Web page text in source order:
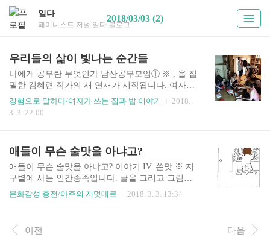
일다
페미니스트 저널 일다 블로그
2018/03/03 (2)
우리들의 삶이 빛나는 순간들
나에게 공부란 무엇인가 남산공부모임① ※ , 을 집
필한 김혜련 작가의 새 연재가 시작됩니다. 여자가
쓰는 일상의 이야기, 삶의 근원적 의미를 찾는 여정
과 깨달음, 즐거움에 대한 칼럼입니다. 페미니스트
버섯 들깨탕, 굴비찜, 동치미… 한쪽에서는 그릇과
수저가 나오고 한쪽에서는 음식이 담아지고, 포도
주가 따라지고, 또 다른 쪽에서는 불고기가 익어갔
다. 마치 저절로 일어나듯 이 모든 과정이 자연스러
웠다. 오 년 세월의 내공! ▶ 남산공부모임 겨울 축
하고 푸짐했다. 올 해는 새로운 얼굴과 이웃도 함께
했다. 오랜만에..
경험으로 말하다/여자가 쓰는 집과 밥 이야기
2018.
3. 3. 22:00
애들이 무슨 술맛을 아냐고?
애들이 무슨 술맛을 아냐고? 이야기 IV. 쓴맛 ※ 지
구별에 사는 인간종족입니다. 글을 그리고 그림을
씁니다. [아주] 페미니스트저널 바로가기 ▶ 쓴맛
문화감성 충전/아주의 지멋대로 2018. 3. 3. 13:34
이전 다음